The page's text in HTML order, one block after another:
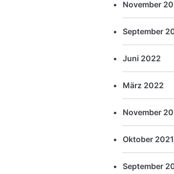
November
September
Juni 2022
März 2022
November
Oktober 2021
September